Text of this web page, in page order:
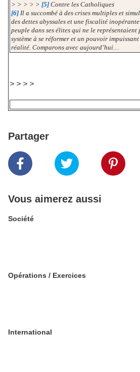
> > > > > [5]Contre les Catholiques
[6]Il a succombé à des crises multiples et
des dettes abyssales et une fiscalité
peuple dans ses élites qui ne le représentaient
système à se réformer et un pouvoir
réalité. Comparons avec aujourd’hui…
> > > >
Partager
Vous aimerez aussi
Société
Opérations / Exercices
International